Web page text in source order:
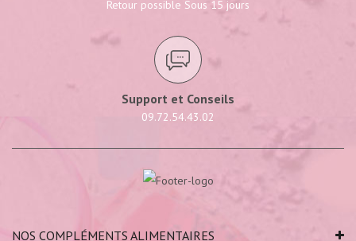
Retour possible Sous 15 jours
Support et Conseils
09.72.54.43.02
NOS COMPLÉMENTS ALIMENTAIRES